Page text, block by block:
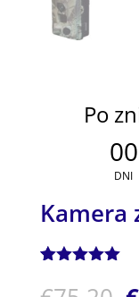
Po
00
DNI
Kamera
5.00od 5